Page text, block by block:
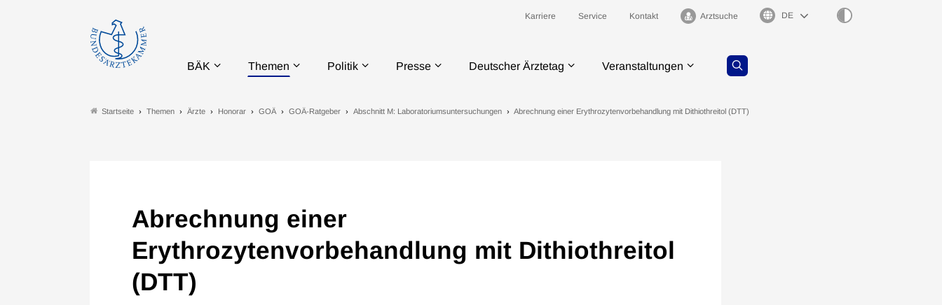
Karriere Service Kontakt Arztsuche Sprachauswahl
BÄK Themen Politik Presse Deutscher Ärztetag Veranstaltungen
Startseite Themen Ärzte Honorar GOÄ GOÄ-Ratgeber Abschnitt M: Laboratoriumsuntersuchungen Abrechnung einer Erythrozytenvorbehandlung mit Dithiothreitol (DTT)
Abrechnung einer
Erythrozytenvorbehandlung mit Dithiothreitol
(DTT)